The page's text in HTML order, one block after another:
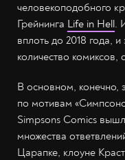
человекоподобного
Грейнинга Life in Hell.
вплоть до 2018 года,
количество комиксов,
В основном, конечно,
по мотивам
Simpsons Comics
множества
Царапке, клоуне